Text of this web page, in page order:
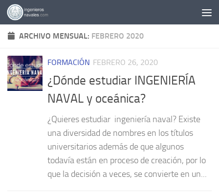
Saltar al contenido
ARCHIVO MENSUAL: FEBRERO 2020
FORMACIÓN FEBRERO 26, 2020
¿Dónde estudiar INGENIERÍA
NAVAL y oceánica?
¿Quieres estudiar ingeniería naval? Existe
una diversidad de nombres en los títulos
universitarios además de que algunos
todavía están en proceso de creación, por lo
que la decisión a veces, se convierte en un...